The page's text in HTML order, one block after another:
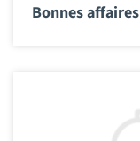
Bonnes affaires